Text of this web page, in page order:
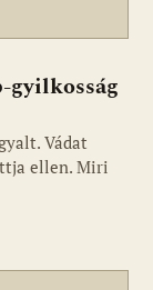
gyilkosság
Vádat
ellen. Miri